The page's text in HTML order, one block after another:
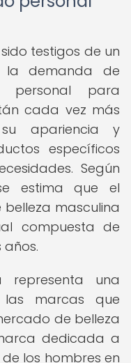
testigos de un
la demanda de
personal para
cada vez más
apariencia y
específicos
Según
estima que el
masculina
compuesta de
años.
representa una
marcas que
de belleza
dedicada a
los hombres en